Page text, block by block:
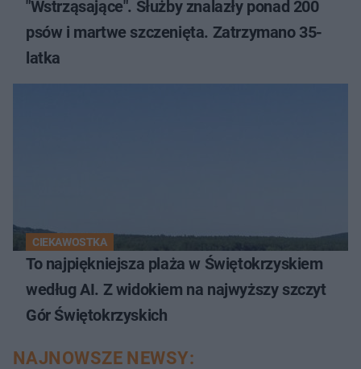
"Wstrząsające". Służby znalazły ponad 200
psów i martwe szczenięta. Zatrzymano 35-
latka
CIEKAWOSTKA
To najpiękniejsza plaża w Świętokrzyskiem
według AI. Z widokiem na najwyższy szczyt
Gór Świętokrzyskich
NAJNOWSZE NEWSY: